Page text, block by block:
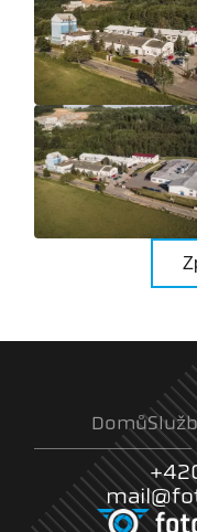
Domů